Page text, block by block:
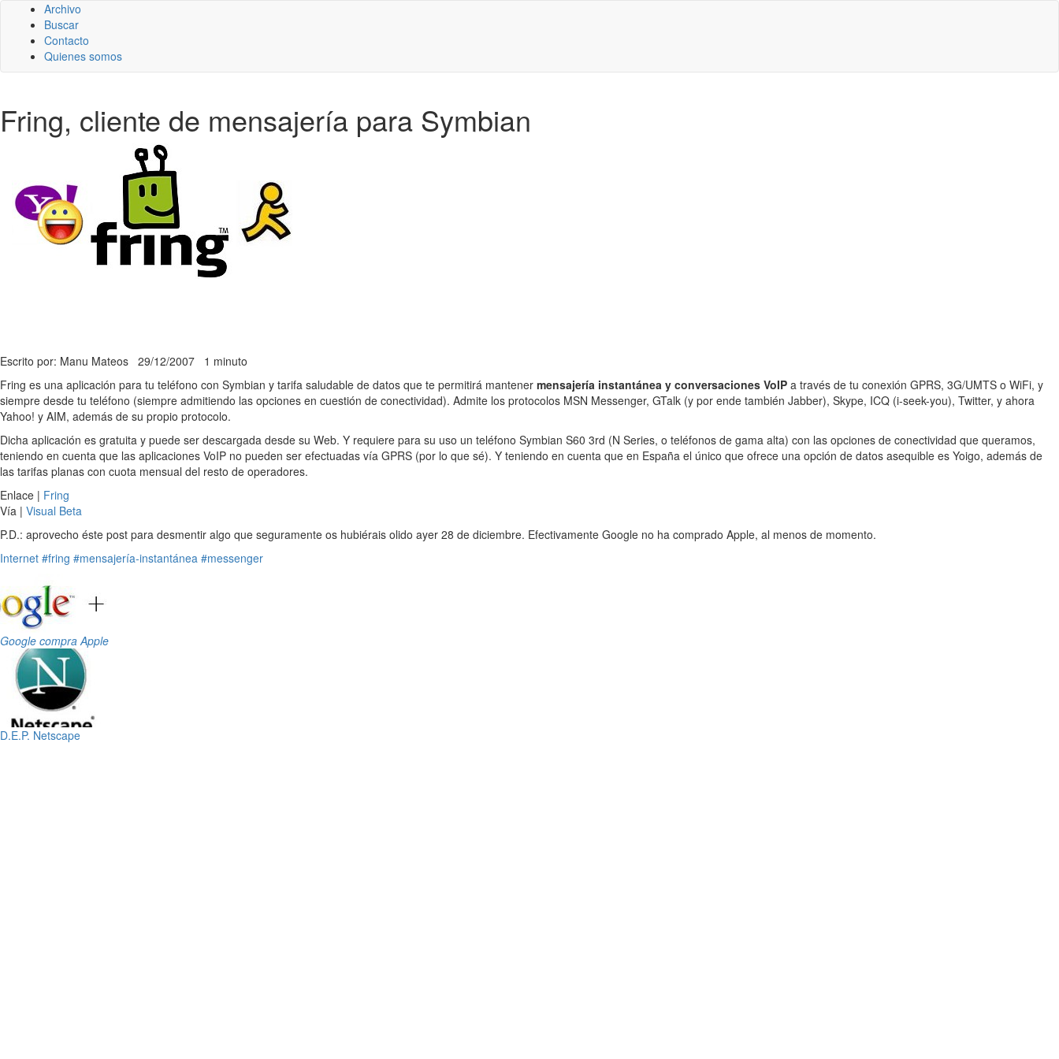
Archivo
Buscar
Contacto
Quienes somos
Fring, cliente de mensajería para Symbian
Escrito por: Manu Mateos 29/12/2007 1 minuto
Fring es una aplicación para tu teléfono con Symbian y tarifa saludable de datos que te permitirá mantener mensajería instantánea y conversaciones VoIP a través de tu conexión GPRS, 3G/UMTS o WiFi, y
siempre desde tu teléfono (siempre admitiendo las opciones en cuestión de conectividad). Admite los protocolos MSN Messenger, GTalk (y por ende también Jabber), Skype, ICQ (i-seek-you), Twitter, y ahora
Yahoo! y AIM, además de su propio protocolo.
Dicha aplicación es gratuita y puede ser descargada desde su Web. Y requiere para su uso un teléfono Symbian S60 3rd (N Series, o teléfonos de gama alta) con las opciones de conectividad que queramos,
teniendo en cuenta que las aplicaciones VoIP no pueden ser efectuadas vía GPRS (por lo que sé). Y teniendo en cuenta que en España el único que ofrece una opción de datos asequible es Yoigo, además de
las tarifas planas con cuota mensual del resto de operadores.
Enlace | Fring
Vía | Visual Beta
P.D.: aprovecho éste post para desmentir algo que seguramente os hubiérais olido ayer 28 de diciembre. Efectivamente Google no ha comprado Apple, al menos de momento.
Internet #fring #mensajería-instantánea #messenger
Google compra Apple
D.E.P. Netscape